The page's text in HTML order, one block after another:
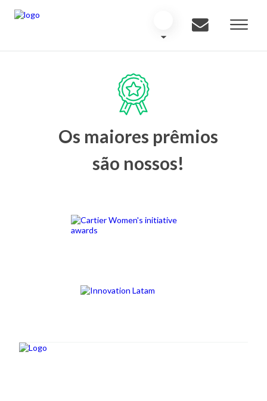
Os maiores prêmios
são nossos!